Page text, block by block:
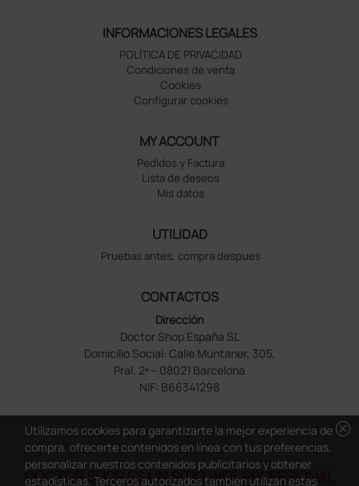
INFORMACIONES LEGALES
POLÍTICA DE PRIVACIDAD
Condiciones de venta
Cookies
Configurar cookies
MY ACCOUNT
Pedidos y Factura
Lista de deseos
Mis datos
UTILIDAD
Pruebas antes, compra despues
CONTACTOS
Dirección
Doctor Shop España SL
Domicilio Social: Calle Muntaner, 305,
Pral. 2ª – 08021 Barcelona
NIF: B66341298
DOCTOR SHOP ES UN SITIO WEB PROFESIONAL
cancel
Utilizamos cookies para garantizarte la mejor experiencia de
compra, ofrecerte contenidos en línea con tus preferencias,
personalizar nuestros contenidos publicitarios y obtener
estadísticas. Terceros autorizados también utilizan estas